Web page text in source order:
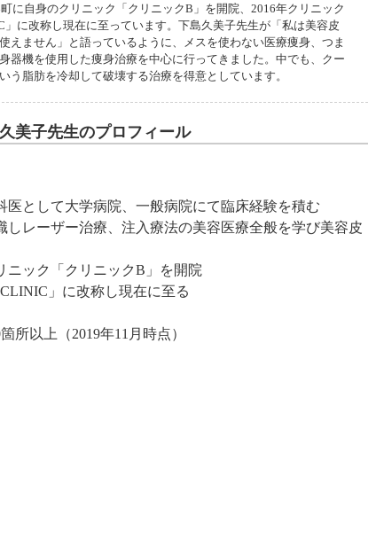
に自身のクリニック「クリニックB」を開院、2016年クリニック
に改称し現在に至っています。下島久美子先生が「私は美容皮
えません」と語っているように、メスを使わない医療痩身、つま
器機を使用した痩身治療を中心に行ってきました。中でも、クー
う脂肪を冷却して破壊する治療を得意としています。
子先生のプロフィール
として大学病院、一般病院にて臨床経験を積む
レーザー治療、注入療法の美容医療全般を学び美容皮
ック「クリニックB」を開院
」に改称し現在に至る
所以上（2019年11月時点）